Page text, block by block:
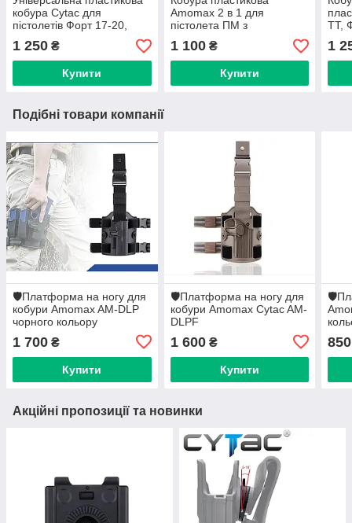
кобура Cytac для
пістолетів Форт 17-20,
Sig Sauer під Ліву руку
колір Чорний
1 250 ₴
Купити
Amomax 2 в 1 для
пістолета ПМ з
MOLLE (чорна)
1 100₴
Купити
ТТ,
1
Подібні товари компанії
🛡️Платформа на ногу для
кобури Amomax AM-DLP
чорного кольору
1 700 ₴
Купити
🛡️Платформа на ногу для
кобури Amomax Cytac AM-
DLPF
1 600₴
Купити
850
Акційні пропозиції та новинки